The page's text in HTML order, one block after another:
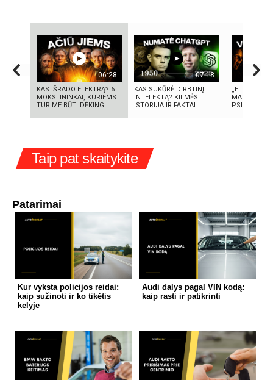
06:28
KAS IŠRADO ELEKTRĄ? 6
MOKSLININKAI, KURIEMS
TURIME BŪTI DĖKINGI
07:18
KAS SUKŪRĖ DIRBTINĮ
INTELEKTĄ? KILMĖS
ISTORIJA IR FAKTAI
„ELEKTROS
MASINĖ
PSICHOZĖ
Taip pat skaitykite
Patarimai
Kur vyksta policijos reidai:
kaip sužinoti ir ko tikėtis
kelyje
Audi dalys pagal VIN kodą:
kaip rasti ir patikrinti